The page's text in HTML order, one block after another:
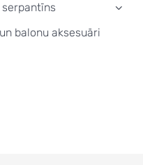
›
balonu aksesuāri